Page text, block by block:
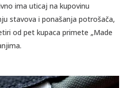
ima uticaj na kupovinu
stavova i ponašanja potrošača,
od pet kupaca primete „Made